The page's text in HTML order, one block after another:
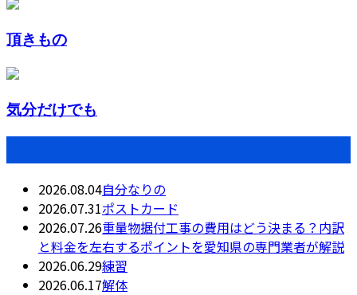
頂きもの
気分だけでも
2026.08.04自分なりの
2026.07.31ポストカード
2026.07.26重量物据付工事の費用はどう決まる？内訳
と料金を左右するポイントを愛知県の専門業者が解説
2026.06.29練習
2026.06.17解体